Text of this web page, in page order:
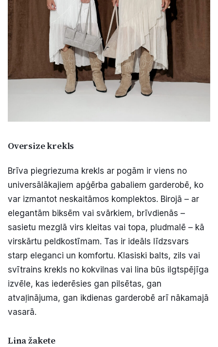
Oversize krekls
Brīva piegriezuma krekls ar pogām ir viens no
universālākajiem apģērba gabaliem garderobē, ko
var izmantot neskaitāmos komplektos. Birojā – ar
elegantām biksēm vai svārkiem, brīvdienās –
sasietu mezglā virs kleitas vai topa, pludmalē – kā
virskārtu peldkostīmam. Tas ir ideāls līdzsvars
starp eleganci un komfortu. Klasiski balts, zils vai
svītrains krekls no kokvilnas vai lina būs ilgtspējīga
izvēle, kas iederēsies gan pilsētas, gan
atvaļinājuma, gan ikdienas garderobē arī nākamajā
vasarā.
Lina žakete